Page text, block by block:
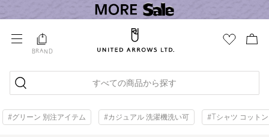
BRAND
すべての商品から探す
#グリーン 別注アイテム #カジュアル 洗濯機洗い可 #Tシャツ コットン